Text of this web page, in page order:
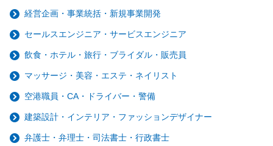
経営企画・事業統括・新規事業開発
セールスエンジニア・サービスエンジニア
飲食・ホテル・旅行・ブライダル・販売員
マッサージ・美容・エステ・ネイリスト
空港職員・CA・ドライバー・警備
建築設計・インテリア・ファッションデザイナー
弁護士・弁理士・司法書士・行政書士